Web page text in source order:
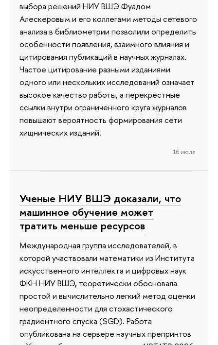
выбора решений НИУ ВШЭ Фуадом
Алескеровым и его коллегами методы сетевого
анализа в библиометрии позволили определить
особенности появления, взаимного влияния и
цитирования публикаций в научных журналах.
Частое цитирование разными изданиями
одного или нескольких исследований означает
высокое качество работы, а перекрестные
ссылки внутри ограниченного круга журналов
повышают вероятность формирования сети
хищнических изданий.
16 июля
Ученые НИУ ВШЭ доказали, что
машинное обучение может
тратить меньше ресурсов
Международная группа исследователей, в
которой участвовали математики из Института
искусственного интеллекта и цифровых наук
ФКН НИУ ВШЭ, теоретически обосновала
простой и вычислительно легкий метод оценки
неопределенности для стохастического
градиентного спуска (SGD). Работа
опубликована на сервере научных препринтов